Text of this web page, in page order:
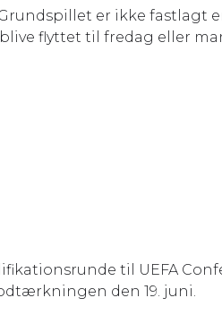
er ikke fastlagt
flyttet til fredag eller
til UEFA
den 19. juni.